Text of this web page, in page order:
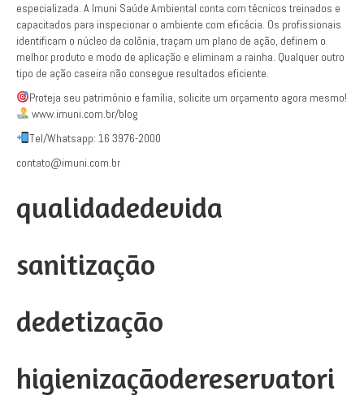
especializada. A Imuni Saúde Ambiental conta com técnicos treinados e
capacitados para inspecionar o ambiente com eficácia. Os profissionais
identificam o núcleo da colônia, traçam um plano de ação, definem o
melhor produto e modo de aplicação e eliminam a rainha. Qualquer outro
tipo de ação caseira não consegue resultados eficiente.
Proteja seu património e família, solicite um orçamento agora mesmo!
www.imuni.com.br/blog
Tel/Whatsapp: 16 3976-2000
contato@imuni.com.br
qualidadedevida
sanitização
dedetização
higienizaçãodereservatori